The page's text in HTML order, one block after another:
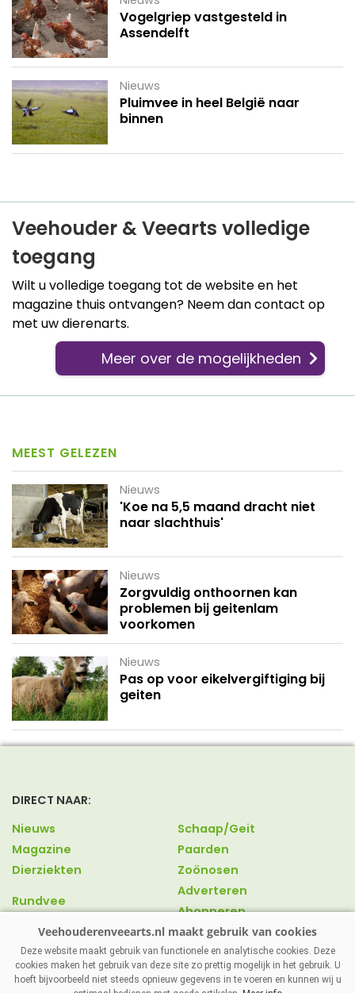
Vogelgriep vastgesteld in
Assendelft
Nieuws
Pluimvee in heel België naar
binnen
Veehouder & Veearts volledige
toegang
Wilt u volledige toegang tot de website en het
magazine thuis ontvangen? Neem dan contact op
met uw dierenarts.
Meer over de mogelijkheden
MEEST GELEZEN
Nieuws
'Koe na 5,5 maand dracht niet
naar slachthuis'
Nieuws
Zorgvuldig onthoornen kan
problemen bij geitenlam
voorkomen
Nieuws
Pas op voor eikelvergiftiging bij
geiten
DIRECT NAAR:
Nieuws
Magazine
Dierziekten
Rundvee
Schaap/Geit
Paarden
Zoönosen
Adverteren
Abonneren
Over ons
Contact
Deze website maakt gebruik van functionele en analytische cookies. Deze
cookies maken het gebruik van deze site zo prettig mogelijk in het gebruik. U
hoeft bijvoorbeeld niet steeds opnieuw gegevens in te voeren en kunnen wij u